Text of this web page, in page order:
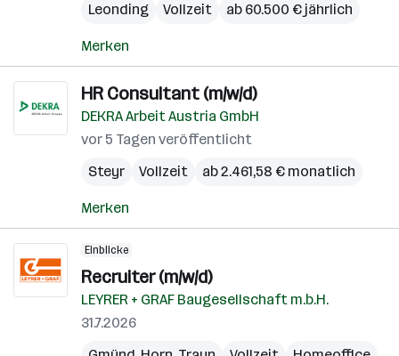
Leonding
Vollzeit ab 60.500 € jährlich
Merken
HR Consultant (m/w/d)
DEKRA Arbeit Austria GmbH
vor 5 Tagen veröffentlicht
Steyr
Vollzeit ab 2.461,58 € monatlich
Merken
Einblicke
Recruiter (m/w/d)
LEYRER + GRAF Baugesellschaft m.b.H.
31.7.2026